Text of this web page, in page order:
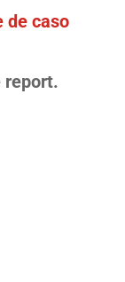
de caso
report.